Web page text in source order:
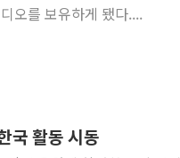
오를 보유하게 됐다....
국 활동 시동